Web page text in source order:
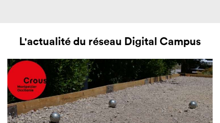
L'actualité du réseau Digital Campus